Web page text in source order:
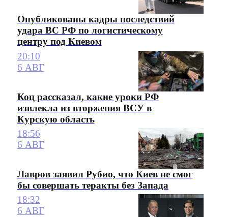
Опубликованы кадры последствий
удара ВС РФ по логистическому
центру под Киевом
20:10
6 АВГ
Коц рассказал, какие уроки РФ
извлекла из вторжения ВСУ в
Курскую область
18:56
6 АВГ
Лавров заявил Рубио, что Киев не смог
бы совершать теракты без Запада
18:32
6 АВГ